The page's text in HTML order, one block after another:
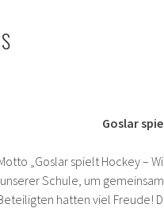
Goslar
„Goslar spielt Hockey –
Schule, um
hatten viel Freude!